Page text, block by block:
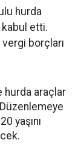
hurda
kabul etti.
vergi borçları
hurda araçlar
yaşını